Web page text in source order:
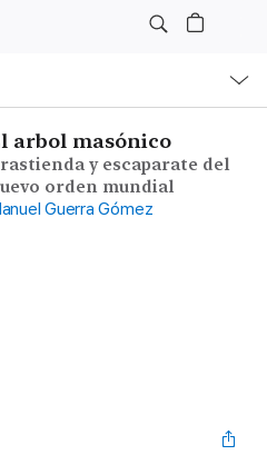
arbol masónico
y escaparate del
orden mundial
Guerra Gómez